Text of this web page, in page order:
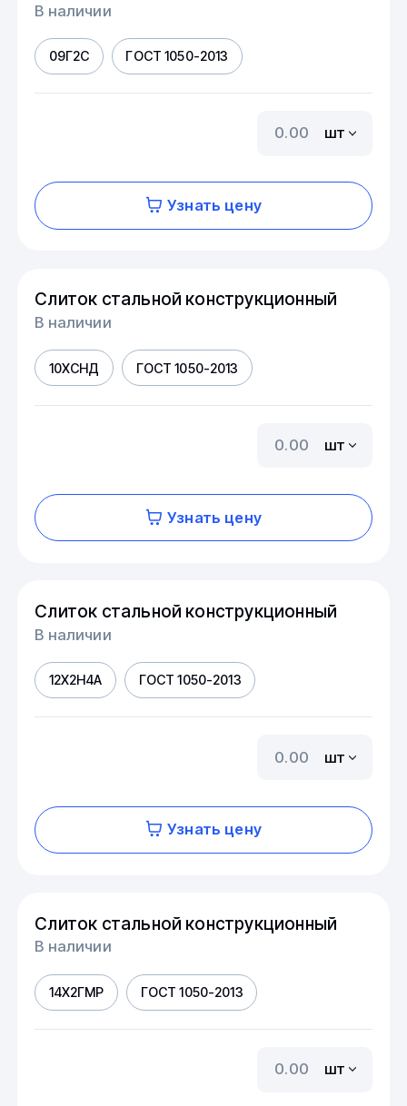
В наличии
09Г2С ГОСТ 1050-2013
шт
Узнать цену
Слиток стальной конструкционный
В наличии
10ХСНД ГОСТ 1050-2013
шт
Узнать цену
Слиток стальной конструкционный
В наличии
12Х2Н4А ГОСТ 1050-2013
шт
Узнать цену
Слиток стальной конструкционный
В наличии
14Х2ГМР ГОСТ 1050-2013
шт